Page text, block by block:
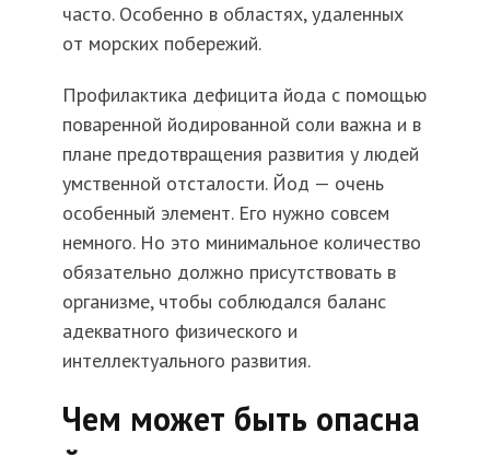
часто. Особенно в областях, удаленных
от морских побережий.
Профилактика дефицита йода с помощью
поваренной йодированной соли важна и в
плане предотвращения развития у людей
умственной отсталости. Йод — очень
особенный элемент. Его нужно совсем
немного. Но это минимальное количество
обязательно должно присутствовать в
организме, чтобы соблюдался баланс
адекватного физического и
интеллектуального развития.
Чем может быть опасна